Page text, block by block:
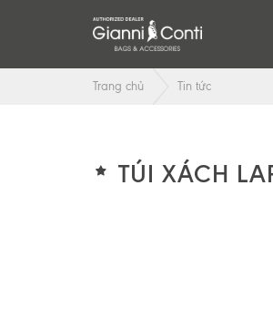
Trang chủ Tin tức
TÚI XÁCH